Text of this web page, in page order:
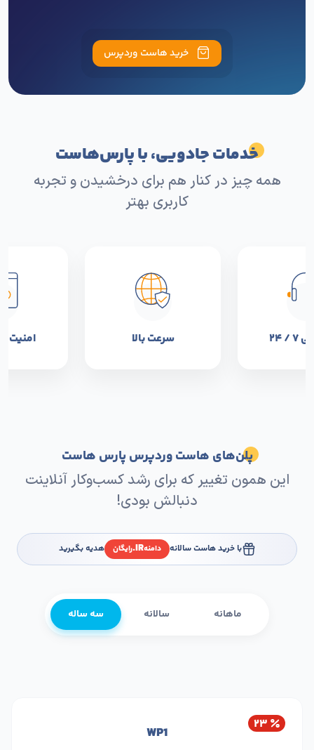
خرید هاست وردپرس
خدمات جادویی، با پارس‌هاست
همه چیز در کنار هم برای درخشیدن و تجربه
کاربری بهتر
/ ۲۴ سرعت بالا امنیت
پلن‌های هاست وردپرس پارس هاست
این همون تغییر که برای رشد کسب‌وکار آنلاینت
دنبالش بودی!
با خرید هاست سالانه دامنهIR. رایگان هدیه بگیرید
سه ساله سالانه ماهانه
۲۳ WP1